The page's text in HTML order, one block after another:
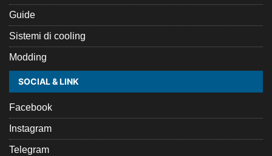
Guide
Sistemi di cooling
Modding
SOCIAL & LINK
Facebook
Instagram
Telegram